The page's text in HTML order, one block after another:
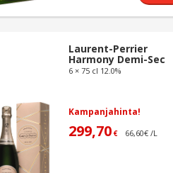
Laurent-Perrier
Harmony Demi-Sec
6 × 75 cl 12.0%
Kampanjahinta!
299,70 € 66,60€ /L